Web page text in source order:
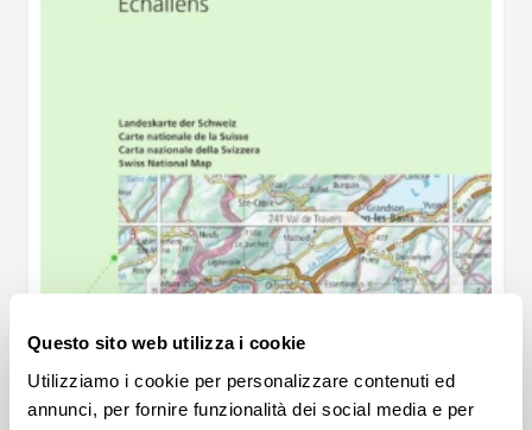
Questo sito web utilizza i cookie
Utilizziamo i cookie per personalizzare contenuti ed
annunci, per fornire funzionalità dei social media e per